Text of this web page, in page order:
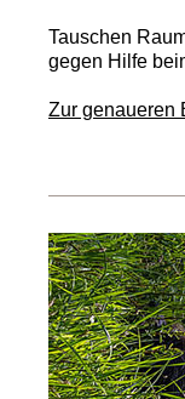
Tauschen
gegen Hilfe
Zur genaueren